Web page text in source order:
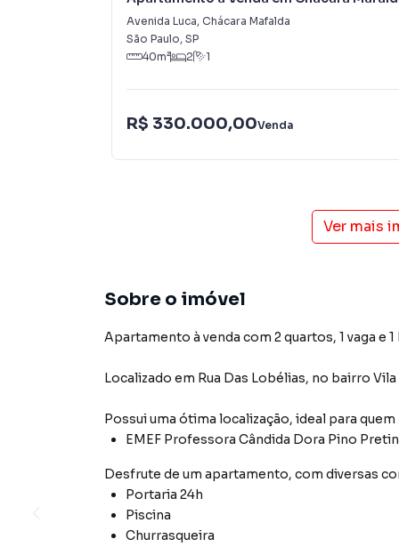
Avenida Luca, Chácara Mafalda
São Paulo, SP
40m² 2 1
R$ 330.000,00Venda
Ver mais
Sobre o imóvel
Apartamento à venda com 2 quartos, 1 vaga e
Localizado em Rua Das Lobélias, no bairro Vila
Possui uma ótima localização, ideal para
EMEF Professora Cândida Dora Pino
Desfrute de um apartamento, com diversas
Portaria 24h
Piscina
Churrasqueira